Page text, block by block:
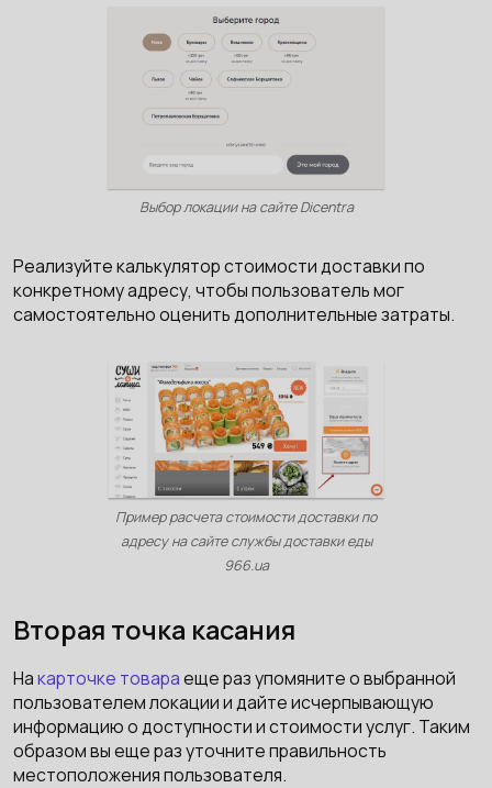
Выбор локации на сайте Dicentra
Реализуйте калькулятор стоимости доставки по
конкретному адресу, чтобы пользователь мог
самостоятельно оценить дополнительные затраты.
Пример расчета стоимости доставки по
адресу на сайте службы доставки еды
966.ua
Вторая точка касания
Накарточке товараеще раз упомяните о выбранной
пользователем локации и дайте исчерпывающую
информацию о доступности и стоимости услуг. Таким
образом вы еще раз уточните правильность
местоположения пользователя.